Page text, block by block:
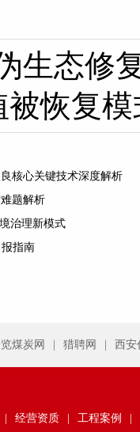
生态修
被恢复
核心关键技术深度解析
题解析
治理新模式
指南
煤炭网 猎聘网 西安
经营资质 工程案例